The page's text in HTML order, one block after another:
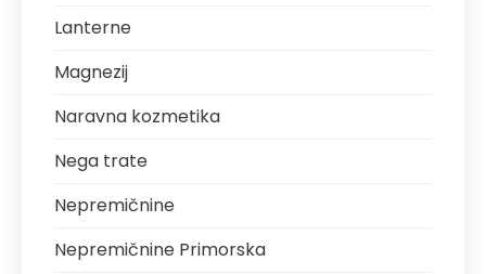
Lanterne
Magnezij
Naravna kozmetika
Nega trate
Nepremičnine
Nepremičnine Primorska